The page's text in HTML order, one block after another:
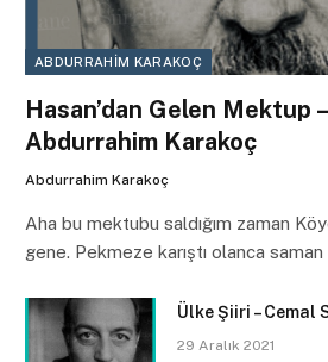
ABDURRAHIM KARAKOÇ
Hasan’dan Gelen Mektup
Abdurrahim Karakoç
Abdurrahim Karakoç
Aha bu mektubu saldığım zaman
gene. Pekmeze karıştı olanca saman
Ülke Şiiri – Cemal
29 Aralık 2021